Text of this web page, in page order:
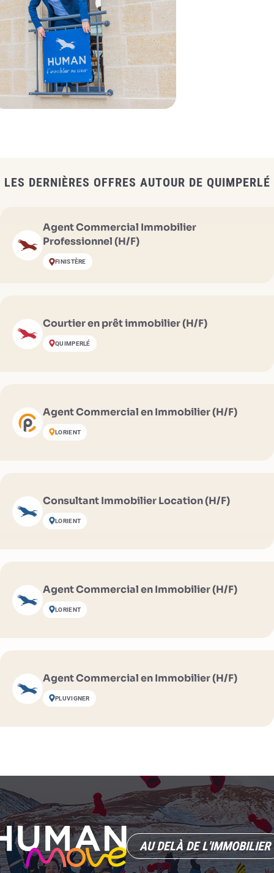
LES DERNIÈRES OFFRES AUTOUR DE QUIMPERLÉ
Agent Commercial Immobilier
Professionnel (H/F)
FINISTÈRE
Courtier en prêt immobilier (H/F)
QUIMPERLÉ
Agent Commercial en Immobilier (H/F)
LORIENT
Consultant Immobilier Location (H/F)
LORIENT
Agent Commercial en Immobilier (H/F)
LORIENT
Agent Commercial en Immobilier (H/F)
PLUVIGNER
AU DELÀ DE L'IMMOBILIER